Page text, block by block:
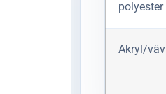
polyester
Akryl/väv